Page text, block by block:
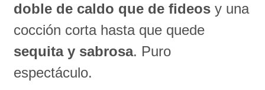
doble de caldo que de fideos y una
cocción corta hasta que quede
sequita y sabrosa. Puro
espectáculo.